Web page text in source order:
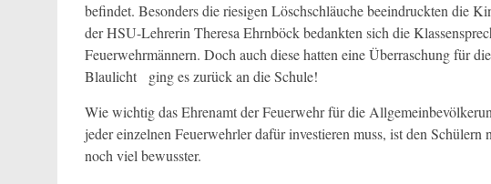
befindet. Besonders die riesigen Löschschläuche beeindruckten die
der HSU-Lehrerin Theresa Ehrnböck bedankten sich die
Feuerwehrmännern. Doch auch diese hatten eine Überraschung für
Blaulicht ging es zurück an die Schule!
Wie wichtig das Ehrenamt der Feuerwehr für die
jeder einzelnen Feuerwehrler dafür investieren muss, ist den
noch viel bewusster.